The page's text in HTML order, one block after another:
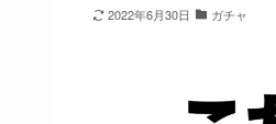
2022年6月30日 ガチャ